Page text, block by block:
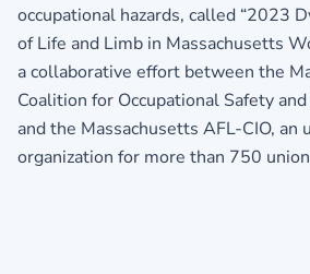
occupational hazards, called “2023
of Life and Limb in Massachusetts
a collaborative effort between the
Coalition for Occupational Safety
and the Massachusetts AFL-CIO, an
organization for more than 750